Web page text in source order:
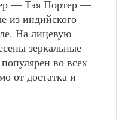
— Тэя Портер —
из индийского
На лицевую
зеркальные
во всех
от достатка и